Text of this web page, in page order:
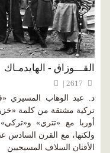
القـــوزاق - الهايدمـاك
د. عبد الوهاب المسيري
تركية مشتقة من كلمة
أوربا مع «تتري»
ولكنها، مع القرن السادس
الأقنان السلاف المسيحيين